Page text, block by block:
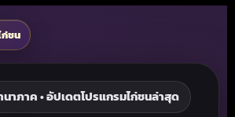
ก่ชน
าภาค • อัปเดตโปรแกรมไก่ชนล่าสุด